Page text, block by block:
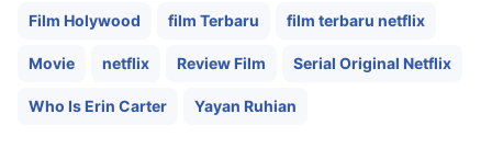
Film Holywood film Terbaru film terbaru netflix
Movie netflix Review Film Serial Original Netflix
Who Is Erin Carter Yayan Ruhian